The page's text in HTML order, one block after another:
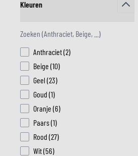
MIDDEN &
Kleuren
Anthraciet(2products available
)
Beige (10products available
)
Geel (23products available
)
Goud (1products available
)
Oranje (6products available
)
Paars(1products available
)
Rood (27products available
)
Wit(56products available
)